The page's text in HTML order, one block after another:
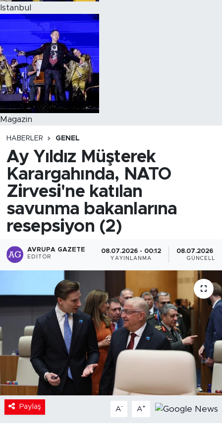
Istanbul
Magazin
HABERLER GENEL
Ay Yıldız Müşterek
Karargahında, NATO
Zirvesi'ne katılan
savunma bakanlarına
resepsiyon (2)
AVRUPA GAZETE
EDITÖR
08.07.2026 - 00:12
YAYINLANMA
08.07.2026 -
Paylaş A- A+